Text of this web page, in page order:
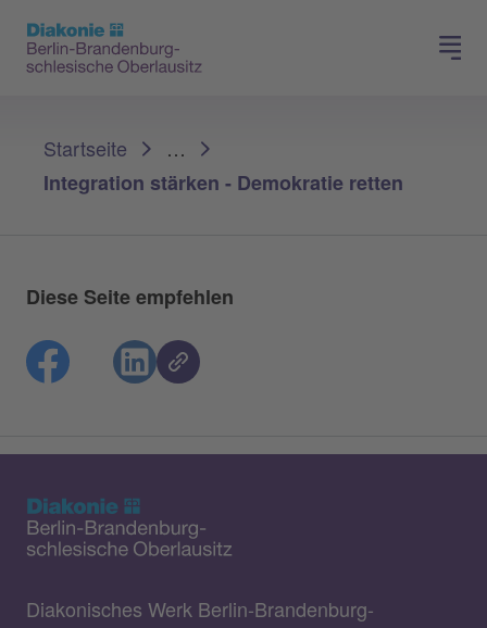
Presse
Startseite
…
Integration stärken - Demokratie retten
Diese Seite empfehlen
Diakonisches Werk Berlin-Brandenburg-